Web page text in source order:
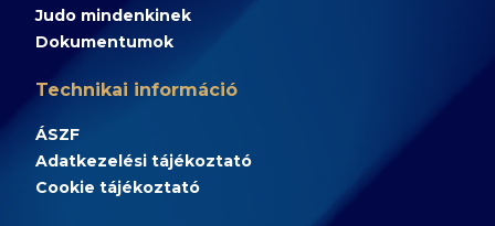
Judo mindenkinek
Dokumentumok
Technikai információ
ÁSZF
Adatkezelési tájékoztató
Cookie tájékoztató